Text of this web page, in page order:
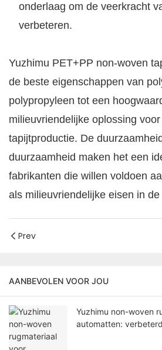
onderlaag om de veerkracht
verbeteren.
Yuzhimu PET+PP non-woven
de beste eigenschappen van
polypropyleen tot een
milieuvriendelijke oplossing
tapijtproductie. De
duurzaamheid maken het een
fabrikanten die willen voldoen
als milieuvriendelijke eisen in
Prev
AANBEVOLEN VOOR JOU
Yuzhimu non-woven
automatten: